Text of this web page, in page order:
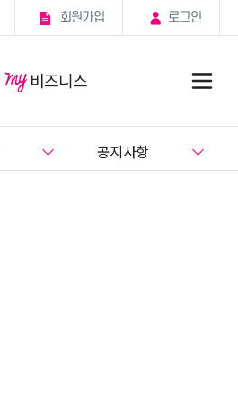
회원가입 로그인
비즈니스
공지사항